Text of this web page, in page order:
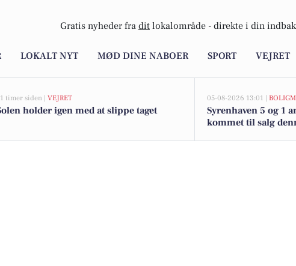
Gratis nyheder fra dit lokalområde - direkte i din
LOKALT NYT MØD DINE NABOER SPORT VEJRET
timer siden | VEJRET
holder igen med at slippe taget
05-08-2026 13:01 |
Syrenhaven 5 og 1
kommet til salg